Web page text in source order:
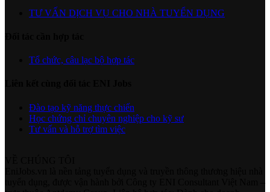
TƯ VẤN DỊCH VỤ CHO NHÀ TUYỂN DỤNG
Tổ chức, câu lạc bộ hợp tác
Đào tạo kỹ năng thực chiến
Học chứng chỉ chuyên nghiệp cho kỹ sư
Tư vấn và hỗ trợ tìm việc